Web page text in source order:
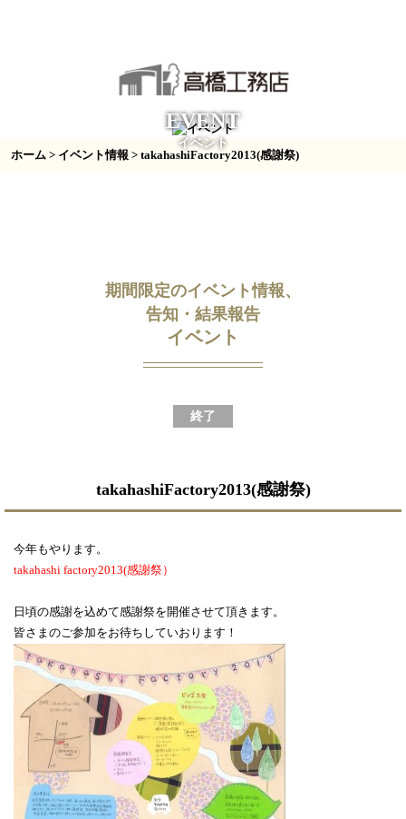
EVENT
イベント
ホーム > イベント情報 > takahashiFactory2013(感謝祭)
期間限定のイベント情報、
告知・結果報告
イベント
終了
takahashiFactory2013(感謝祭)
今年もやります。
takahashi factory2013(感謝祭）
日頃の感謝を込めて感謝祭を開催させて頂きます。
皆さまのご参加をお待ちしていおります！